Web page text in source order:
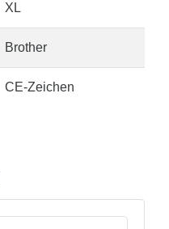
XL
Brother
CE-Zeichen